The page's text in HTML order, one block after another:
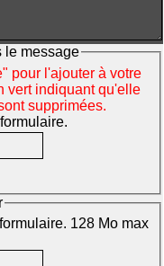
le message
pour l'ajouter à votre
vert indiquant qu'elle
supprimées.
128 Mo max